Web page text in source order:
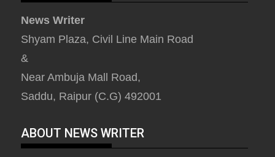
News Writer
Shyam Plaza, Civil Line Main Road
&
Near Ambuja Mall Road,
Saddu, Raipur (C.G) 492001
ABOUT NEWS WRITER